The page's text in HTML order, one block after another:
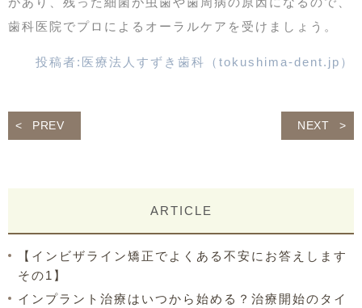
歯科医院でプロによるオーラルケアを受けましょう。
投稿者: 医療法人すずき歯科（tokushima-dent.jp）
PREV NEXT
ARTICLE
【インビザライン矯正でよくある不安にお答えします
その1】
インプラント治療はいつから始める？治療開始のタイ